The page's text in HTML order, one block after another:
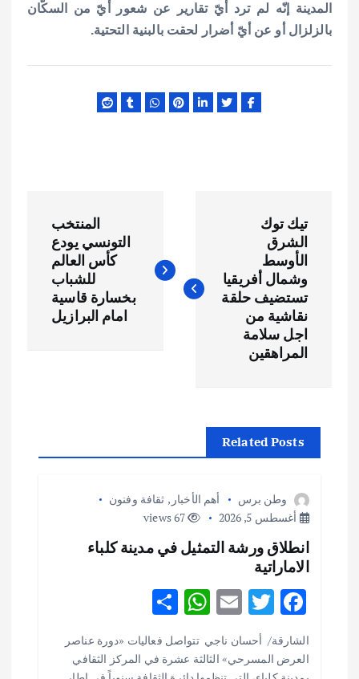
المدينة إنّه لم ترد أيّ تقارير عن شعور أيّ من السكّان
بالزلزال أو عن أيّ أضرار لحقت بالبنية التحتية.
ص
ت
تيك توك
الشرق
الأوسط
وشمال أفريقيا
تستضيف حلقة
نقاشية من
اجل سلامة
المراهقين
المنتخب
التونسي يودع
كأس العالم
للشباب
بخسارة قاسية
امام البرازيل
Related Posts
وطن برس أهم الأخبار , ثقافة وفنون
أغسطس 5, 2026
67 views
انطلاق ورشة التمثيل في مدينة كلباء
الاماراتية
F
ac
e
T
w
it
E
ai
W
h
at
h
ar
الشارقة/ أحسان ناجي تتواصل فعاليات «دورة عناصر
العرض المسرحي» الثالثة عشرة في المركز الثقافي